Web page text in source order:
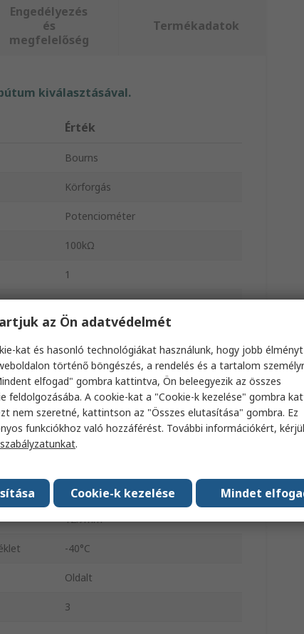
Engedélyezés
és
megfelelőség
Termékadatok
kiválasztásával.
Érték
Bourns
Körforgás
Potenciométer
100kΩ
1
3.18mm
0.25W
Lineáris
Elektromos áramot vezető
műanyag
PC érintkező
12.7mm
-40°C
Oldalt
3
az Ön adatvédelmét
kat és hasonló technológiákat használunk, hogy jobb élményt
történő böngészés, a rendelés és a tartalom
elfogad" gombra kattintva, Ön beleegyezik az összes
feldolgozásába. A cookie-kat a "Cookie-k kezelése" gombra
nem szeretné, kattintson az "Összes elutasítása" gombra. Ez
funkciókhoz való hozzáférést. További információkért,
.
Mindet
Cookie-k kezelése